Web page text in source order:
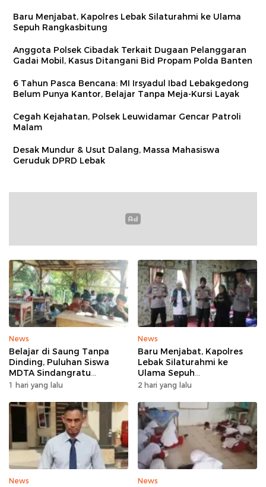
Baru Menjabat, Kapolres Lebak Silaturahmi ke Ulama
Sepuh Rangkasbitung
Anggota Polsek Cibadak Terkait Dugaan Pelanggaran
Gadai Mobil, Kasus Ditangani Bid Propam Polda Banten
6 Tahun Pasca Bencana: MI Irsyadul Ibad Lebakgedong
Belum Punya Kantor, Belajar Tanpa Meja-Kursi Layak
Cegah Kejahatan, Polsek Leuwidamar Gencar Patroli
Malam
Desak Mundur & Usut Dalang, Massa Mahasiswa
Geruduk DPRD Lebak
News
Belajar di Saung Tanpa
Dinding, Puluhan Siswa
MDTA Sindangratu
Panggarangan Bertahan
1 hari yang lalu
News
Baru Menjabat, Kapolres
Lebak Silaturahmi ke
Ulama Sepuh
Rangkasbitung
2 hari yang lalu
News News